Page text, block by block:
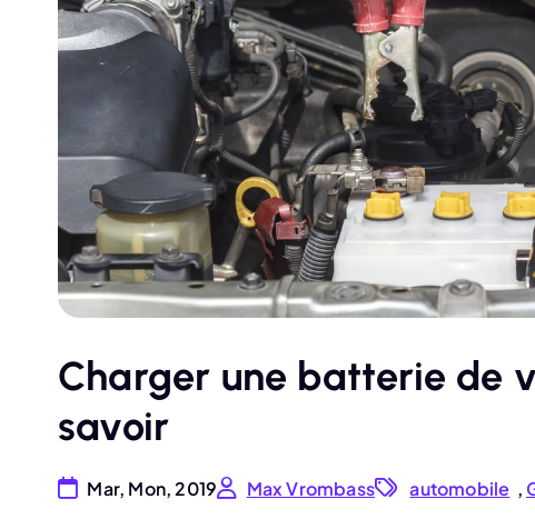
Charger une batterie de
savoir
Mar, Mon, 2019 Max Vrombass automobile ,